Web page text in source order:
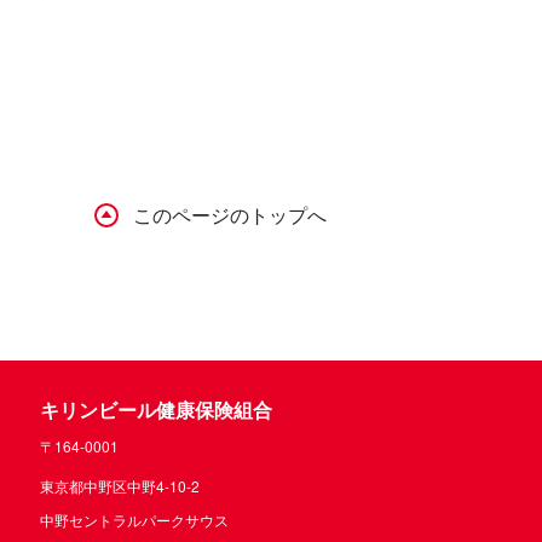
このページのトップへ
キリンビール健康保険組合
〒164-0001
東京都中野区中野4-10-2
中野セントラルパークサウス